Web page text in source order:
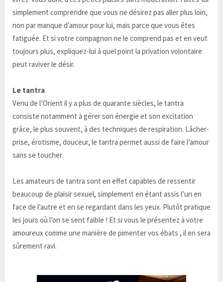
simplement comprendre que vous ne désirez pas aller plus loin,
non par manque d’amour pour lui, mais parce que vous êtes
fatiguée. Et si votre compagnon ne le comprend pas et en veut
toujours plus, expliquez-lui à quel point la privation volontaire
peut raviver le désir.
Le tantra
Venu de l’Orient il y a plus de quarante siècles, le tantra
consiste notamment à gérer son énergie et son excitation
grâce, le plus souvent, à des techniques de respiration. Lâcher-
prise, érotisme, douceur, le tantra permet aussi de faire l’amour
sans se toucher.
Les amateurs de tantra sont en effet capables de ressentir
beaucoup de plaisir sexuel, simplement en étant assis l’un en
face de l’autre et en se regardant dans les yeux. Plutôt pratique
les jours où l’on se sent faible ! Et si vous le présentez à votre
amoureux comme une manière de pimenter vos ébats , il en sera
sûrement ravi.